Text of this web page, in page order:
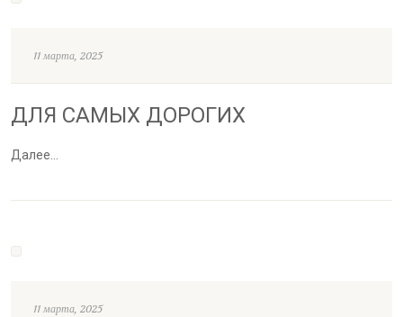
11 марта, 2025
ДЛЯ САМЫХ ДОРОГИХ
Далее…
11 марта, 2025